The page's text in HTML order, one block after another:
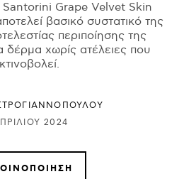
Grape Velvet Skin
βασικό συστατικό της
περιποίησης της
δέρμα χωρίς ατέλειες που
2024